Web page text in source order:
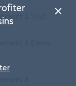
à Toul
à Essey-